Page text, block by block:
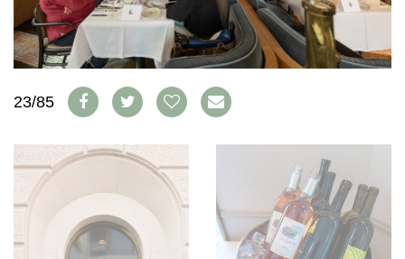
AVANTAGES
VINOPHILES
ARCHIVES
CONCOURS DE VIN
CONCOURS
GUIDE MILLÉSIMES
RECHERCHE VINS
NEWSLETTER
GUIDE DU VIGNOBLE
WINE TRADE CLUB
OFFRES D'EMPLOIS
23/85